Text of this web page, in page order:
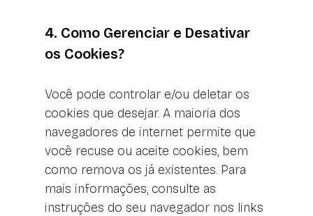
4. Como Gerenciar e Desativar
os Cookies?
Você pode controlar e/ou deletar os
cookies que desejar. A maioria dos
navegadores de internet permite que
você recuse ou aceite cookies, bem
como remova os já existentes. Para
mais informações, consulte as
instruções do seu navegador nos links